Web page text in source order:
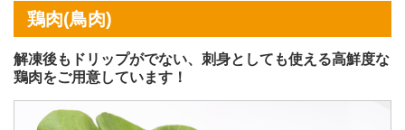
鶏肉(鳥肉)
解凍後もドリップがでない、刺身としても使える高鮮度な
鶏肉をご用意しています！